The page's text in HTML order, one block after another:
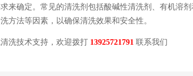
来确定。常见的清洗剂包括酸碱性清洗剂、有机溶
方法等因素，以确保清洗效果和安全性。
洗技术支持，欢迎拨打 13925721791 联系我们